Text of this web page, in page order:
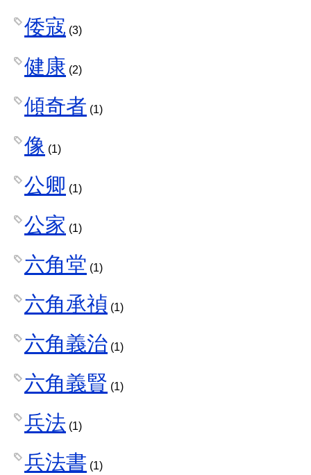
倭寇 (3)
健康 (2)
傾奇者 (1)
像 (1)
公卿 (1)
公家 (1)
六角堂 (1)
六角承禎 (1)
六角義治 (1)
六角義賢 (1)
兵法 (1)
兵法書 (1)